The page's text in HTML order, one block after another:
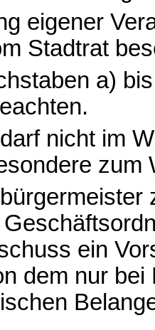
eigener
Stadtrat
a)
nicht im
zum
ein
dem nur